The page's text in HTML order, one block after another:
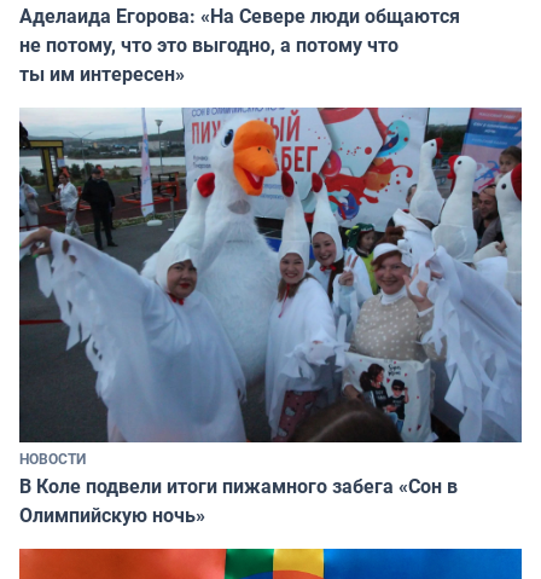
Аделаида Егорова: «На Севере люди общаются
не потому, что это выгодно, а потому что
ты им интересен»
НОВОСТИ
В Коле подвели итоги пижамного забега «Сон в
Олимпийскую ночь»